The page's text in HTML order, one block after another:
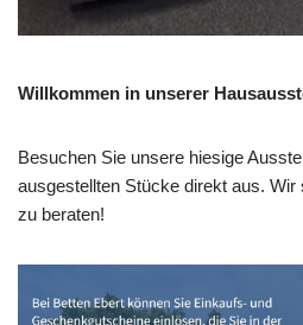
Willkommen in unserer
Besuchen Sie unsere hiesige
ausgestellten Stücke direkt aus. Wir
zu beraten!